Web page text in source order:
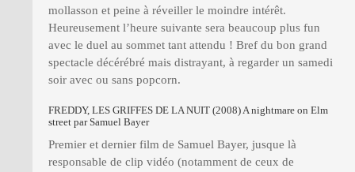
mollasson et peine à réveiller le moindre intérêt.
Heureusement l’heure suivante sera beaucoup plus fun
avec le duel au sommet tant attendu ! Bref du bon grand
spectacle décérébré mais distrayant, à regarder un samedi
soir avec ou sans popcorn.
FREDDY, LES GRIFFES DE LA NUIT (2008) A nightmare on Elm
street par Samuel Bayer
Premier et dernier film de Samuel Bayer, jusque là
responsable de clip vidéo (notamment de ceux de